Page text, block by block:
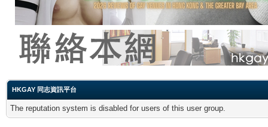
HKGAY 同志資訊平台
The reputation system is disabled for users of this user group.